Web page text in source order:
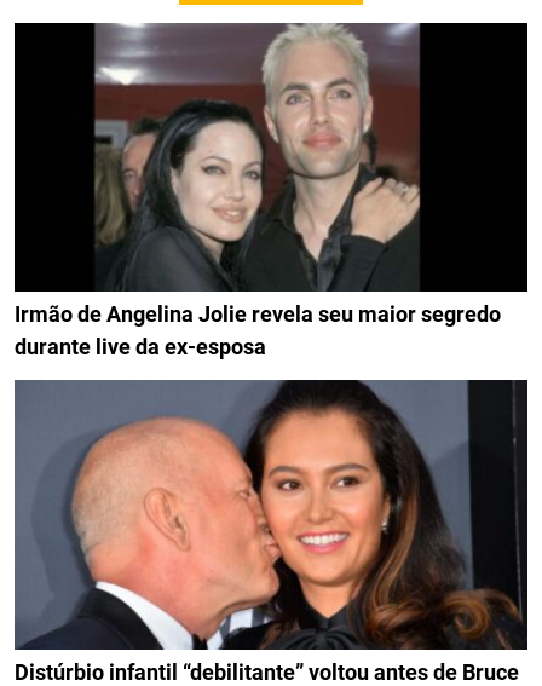
Irmão de Angelina Jolie revela seu maior segredo
durante live da ex-esposa
Distúrbio infantil “debilitante” voltou antes de Bruce